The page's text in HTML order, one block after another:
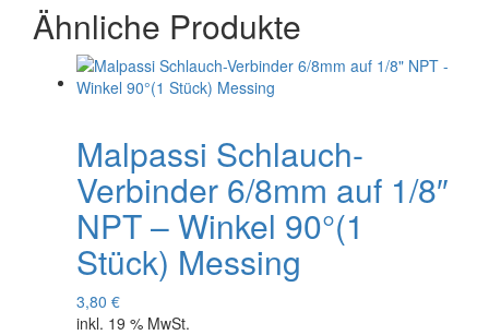
Ähnliche Produkte
Malpassi Schlauch-
Verbinder 6/8mm auf 1/8″
NPT – Winkel 90°(1
Stück) Messing
3,80 €
inkl. 19 % MwSt.